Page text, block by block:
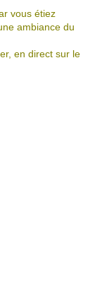
vous étiez
ambiance du
en direct sur le